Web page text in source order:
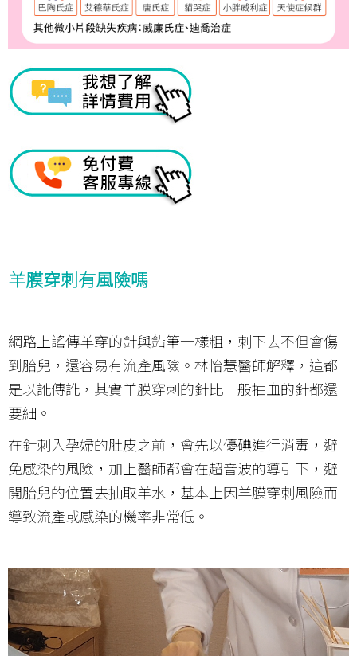
羊膜穿刺有風險嗎
網路上謠傳羊穿的針與鉛筆一樣粗，刺下去不但會傷
到胎兒，還容易有流產風險。林怡慧醫師解釋，這都
是以訛傳訛，其實羊膜穿刺的針比一般抽血的針都還
要細。
在針刺入孕婦的肚皮之前，會先以優碘進行消毒，避
免感染的風險，加上醫師都會在超音波的導引下，避
開胎兒的位置去抽取羊水，基本上因羊膜穿刺風險而
導致流產或感染的機率非常低。